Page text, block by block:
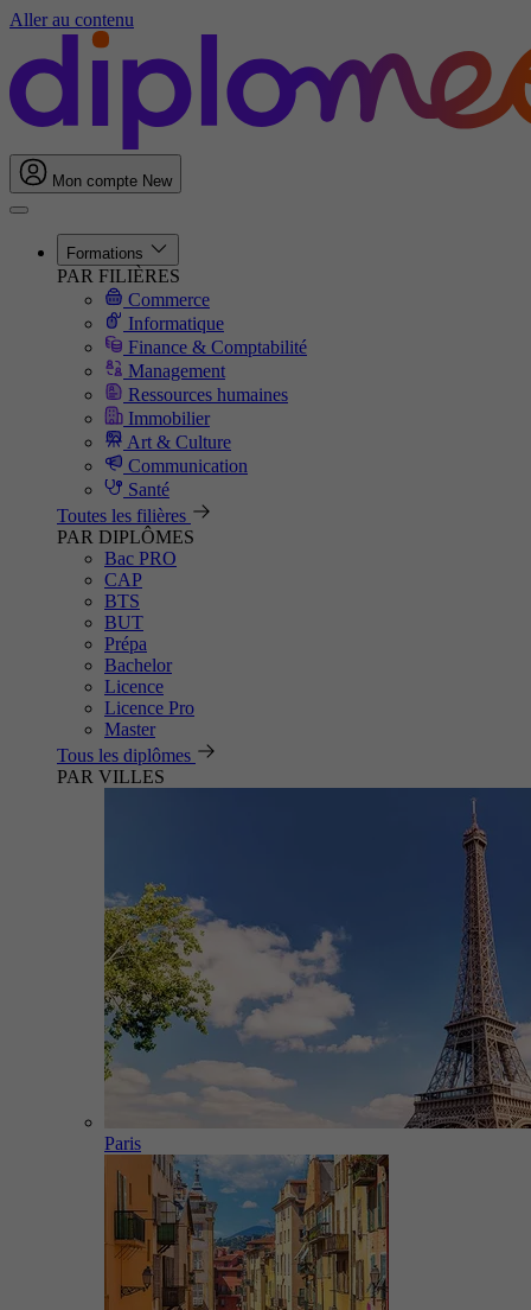
Aller au contenu
Mon compte New
Formations
PAR FILIÈRES
Commerce
Informatique
Finance & Comptabilité
Management
Ressources humaines
Immobilier
Art & Culture
Communication
Santé
Toutes les filières
PAR DIPLÔMES
Bac PRO
CAP
BTS
BUT
Prépa
Bachelor
Licence
Licence Pro
Master
Tous les diplômes
PAR VILLES
Paris